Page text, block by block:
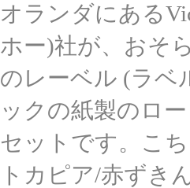
オランダにある
ホー)社が、おそ
のレーベル (ラベ
ックの紙製のロ
セットです。こ
トカピア/赤ずき